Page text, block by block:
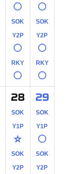
○
SOK
Y2P
○
RKY
○
○
SOK
Y2P
○
RKY
○
28
SOK
Y1P
☆
SOK
Y2P
29
SOK
Y1P
○
SOK
Y2P